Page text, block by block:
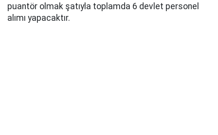
puantör olmak şatıyla toplamda 6 devlet personel
alımı yapacaktır.